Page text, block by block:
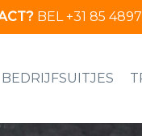
BEL +31 85 4897
BEDRIJFSUITJES